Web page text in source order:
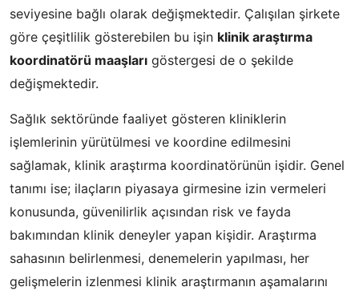
seviyesine bağlı olarak değişmektedir. Çalışılan şirkete
göre çeşitlilik gösterebilen bu işin klinik araştırma
koordinatörü maaşları göstergesi de o şekilde
değişmektedir.
Sağlık sektöründe faaliyet gösteren kliniklerin
işlemlerinin yürütülmesi ve koordine edilmesini
sağlamak, klinik araştırma koordinatörünün işidir. Genel
tanımı ise; ilaçların piyasaya girmesine izin vermeleri
konusunda, güvenilirlik açısından risk ve fayda
bakımından klinik deneyler yapan kişidir. Araştırma
sahasının belirlenmesi, denemelerin yapılması, her
gelişmelerin izlenmesi klinik araştırmanın aşamalarını